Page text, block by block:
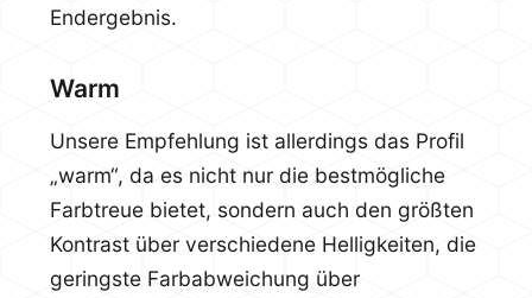
Endergebnis.
Warm
Unsere Empfehlung ist allerdings das Profil
„warm“, da es nicht nur die bestmögliche
Farbtreue bietet, sondern auch den größten
Kontrast über verschiedene Helligkeiten, die
geringste Farbabweichung über